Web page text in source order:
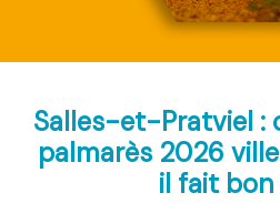
Salles-et-Pratviel :
palmarès 2026
il fait bon